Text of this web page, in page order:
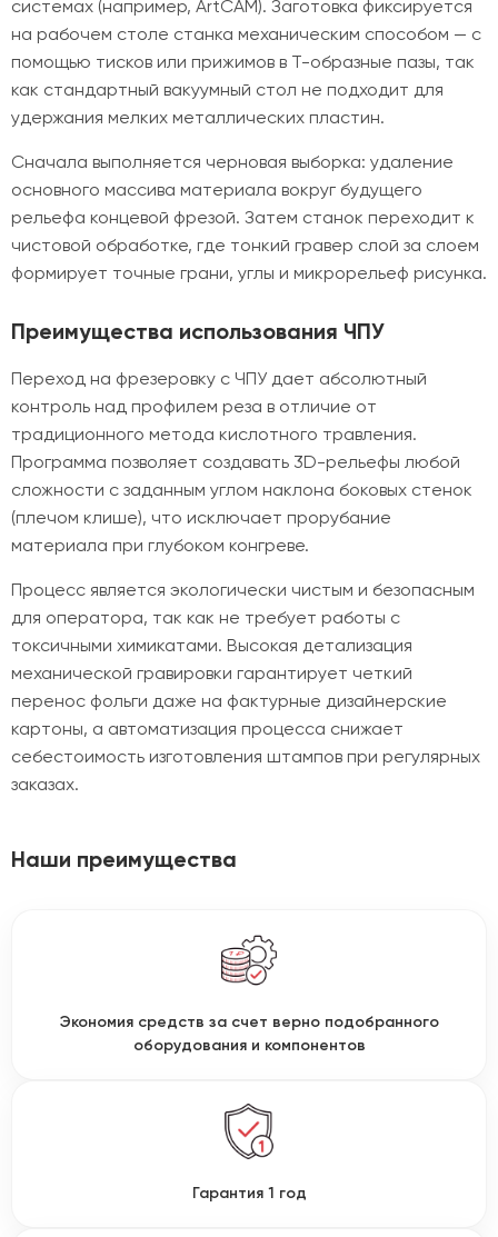
системах (например, ArtCAM). Заготовка фиксируется
на рабочем столе станка механическим способом — с
помощью тисков или прижимов в Т-образные пазы, так
как стандартный вакуумный стол не подходит для
удержания мелких металлических пластин.
Сначала выполняется черновая выборка: удаление
основного массива материала вокруг будущего
рельефа концевой фрезой. Затем станок переходит к
чистовой обработке, где тонкий гравер слой за слоем
формирует точные грани, углы и микрорельеф рисунка.
Преимущества использования ЧПУ
Переход на фрезеровку с ЧПУ дает абсолютный
контроль над профилем реза в отличие от
традиционного метода кислотного травления.
Программа позволяет создавать 3D-рельефы любой
сложности с заданным углом наклона боковых стенок
(плечом клише), что исключает прорубание
материала при глубоком конгреве.
Процесс является экологически чистым и безопасным
для оператора, так как не требует работы с
токсичными химикатами. Высокая детализация
механической гравировки гарантирует четкий
перенос фольги даже на фактурные дизайнерские
картоны, а автоматизация процесса снижает
себестоимость изготовления штампов при регулярных
заказах.
Наши преимущества
Экономия средств за счет верно подобранного
оборудования и компонентов
Гарантия 1 год